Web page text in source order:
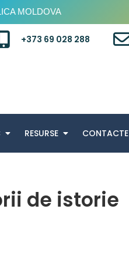
MOLDOVA
+373 69 028 288
RESURSE CONTACTE
de istorie